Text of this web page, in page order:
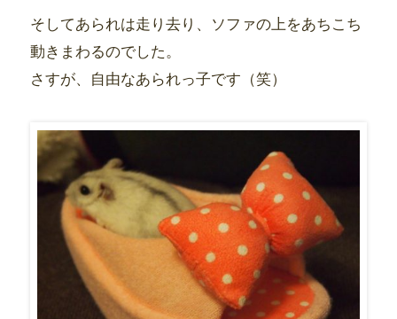
そしてあられは走り去り、ソファの上をあちこち
動きまわるのでした。
さすが、自由なあられっ子です（笑）